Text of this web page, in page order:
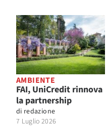
AMBIENTE
FAI, UniCredit rinnova
la partnership
di redazione
7 Luglio 2026